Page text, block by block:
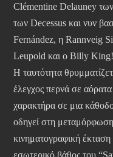
Clémentine Delauney
των Decessus και νυν
Fernández, η Rannveig
Leupold και ο Billy King!
Η ταυτότητα
έλεγχος περνά σε
χαρακτήρα σε μια
οδηγεί στη
κινηματογραφική
εσωτερικό βάθος του